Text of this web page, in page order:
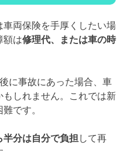
車両保険を手厚くしたい場
額は修理代、または車の時
に事故にあった場合、車
しれません。これでは新
です。
半分は自分で負担 して再